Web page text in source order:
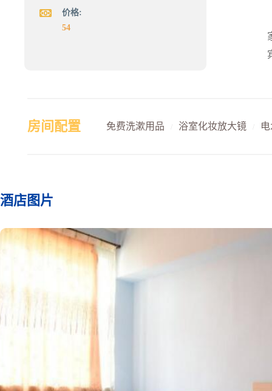
价格:
54
房间配置 免费洗漱用品 浴室化妆放大镜
酒店图片